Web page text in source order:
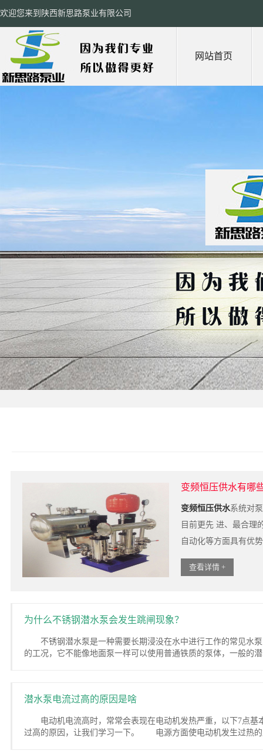
欢迎您来到陕西新思路泵业有限公司
网站首页
变频恒压供水有哪
变频恒压供水系统对
目前更先 进、最合理
自动化等方面具有优势
查看详情 +
为什么不锈钢潜水泵会发生跳闸现象？
不锈钢潜水泵是一种需要长期浸没在水中进行工作的常见水泵
的工况，它不能像地面泵一样可以使用普通铁质的泵体，一般的
潜水泵电流过高的原因是啥
电动机电流高时，常常会表现在电动机发热严重，以下7点基
过高的原因，让我们学习一下。 电源方面使电动机发生过热的